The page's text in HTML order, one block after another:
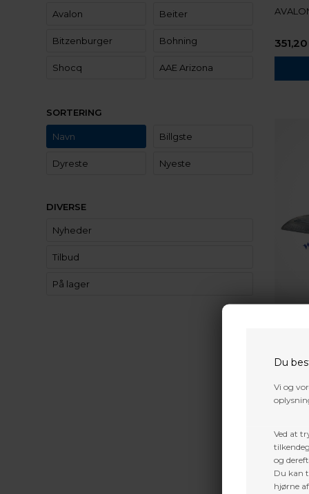
Du
Vi og
Ved at
og
Du kan
hjørne
Avalon Beiter
Bitzenburger Bohning
Shocq AAE Arizona
SORTERING
Navn Billgste
Dyreste Nyeste
DIVERSE
Nyheder
Tilbud
På lager
351,20